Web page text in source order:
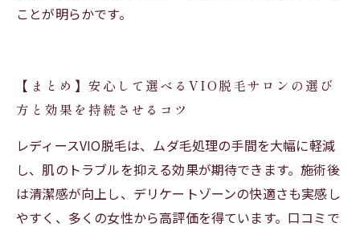
ことが明らかです。
【まとめ】安心して選べるVIO脱毛サロンの選び
方と効果を持続させるコツ
レディースVIO脱毛は、ムダ毛処理の手間を大幅に軽減
し、肌のトラブルを抑える効果が期待できます。施術後
は清潔感が向上し、デリケートゾーンの快適さも実感し
やすく、多くの女性から高評価を得ています。口コミで